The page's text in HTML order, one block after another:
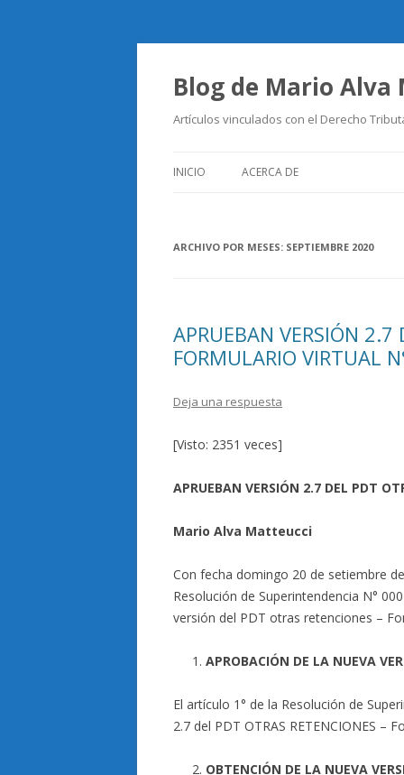
Blog de Mario Alva
Artículos vinculados con el Derecho
INICIO ACERCA DE
ARCHIVO POR MESES: SEPTIEMBRE 2020
APRUEBAN VERSIÓN 2.7
FORMULARIO VIRTUAL
Deja una respuesta
[Visto: 2351 veces]
APRUEBAN VERSIÓN 2.7 DEL PDT
Mario Alva Matteucci
Con fecha domingo 20 de setiembre
Resolución de Superintendencia N°
versión del PDT otras retenciones –
APROBACIÓN DE LA NUEVA
El artículo 1° de la Resolución de
2.7 del PDT OTRAS RETENCIONES –
OBTENCIÓN DE LA NUEVA